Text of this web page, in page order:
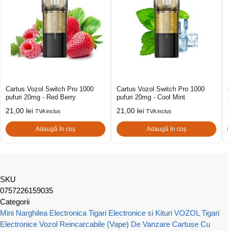
Cartus Vozol Switch Pro 1000
pufuri 20mg - Red Berry
21,00 lei TVA inclus
Adaugă în coș
Cartus Vozol Switch Pro 1000
pufuri 20mg - Cool Mint
21,00 lei TVA inclus
Adaugă în coș
SKU
0757226159035
Categorii
Mini Narghilea Electronica Tigari Electronice si Kituri VOZOL Tigari
Electronice Vozol Reincarcabile (Vape) De Vanzare Cartușe Cu